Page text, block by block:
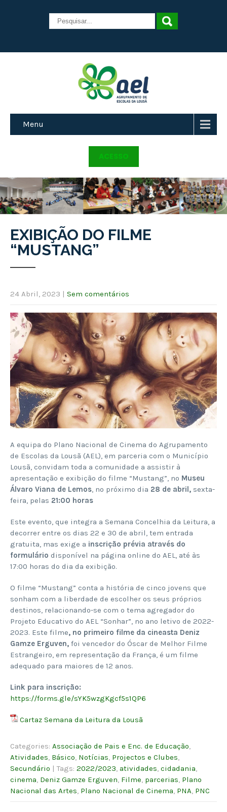
Menu
ACESSO
EXIBIÇÃO DO FILME
“MUSTANG”
24 Abril, 2023 | Sem comentários
A equipa do Plano Nacional de Cinema do Agrupamento
de Escolas da Lousã (AEL), em parceria com o Município
Lousã, convidam toda a comunidade a assistir à
apresentação e exibição do filme “Mustang”, no Museu
Álvaro Viana de Lemos, no próximo dia 28 de abril, sexta-
feira, pelas 21:00 horas
Este evento, que integra a Semana Concelhia da Leitura, a
decorrer entre os dias 22 e 30 de abril, tem entrada
gratuita, mas exige a inscrição prévia através do
formulário disponível na página online do AEL, até às
17:00 horas do dia da exibição.
O filme “Mustang” conta a história de cinco jovens que
sonham com a liberdade de escolher os seus próprios
destinos, relacionando-se com o tema agregador do
Projeto Educativo do AEL “Sonhar”, no ano letivo de 2022-
2023. Este filme, no primeiro filme da cineasta Deniz
Gamze Erguven, foi vencedor do Óscar de Melhor Filme
Estrangeiro, em representação da França, é um filme
adequado para maiores de 12 anos.
Link para inscrição:
https://forms.gle/sYK5wzgKgcf5s1QP6
Cartaz Semana da Leitura da Lousã
Categories: Associação de Pais e Enc. de Educação,
Atividades, Básico, Notícias, Projectos e Clubes,
Secundário | Tags: 2022/2023, atividades, cidadania,
cinema, Deniz Gamze Erguven, Filme, parcerias, Plano
Nacional das Artes, Plano Nacional de Cinema, PNA, PNC